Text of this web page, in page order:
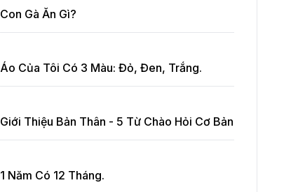
Con Gà Ăn Gì?
Áo Của Tôi Có 3 Màu: Đỏ, Đen, Trắng.
Giới Thiệu Bản Thân - 5 Từ Chào Hỏi Cơ Bản
1 Năm Có 12 Tháng.